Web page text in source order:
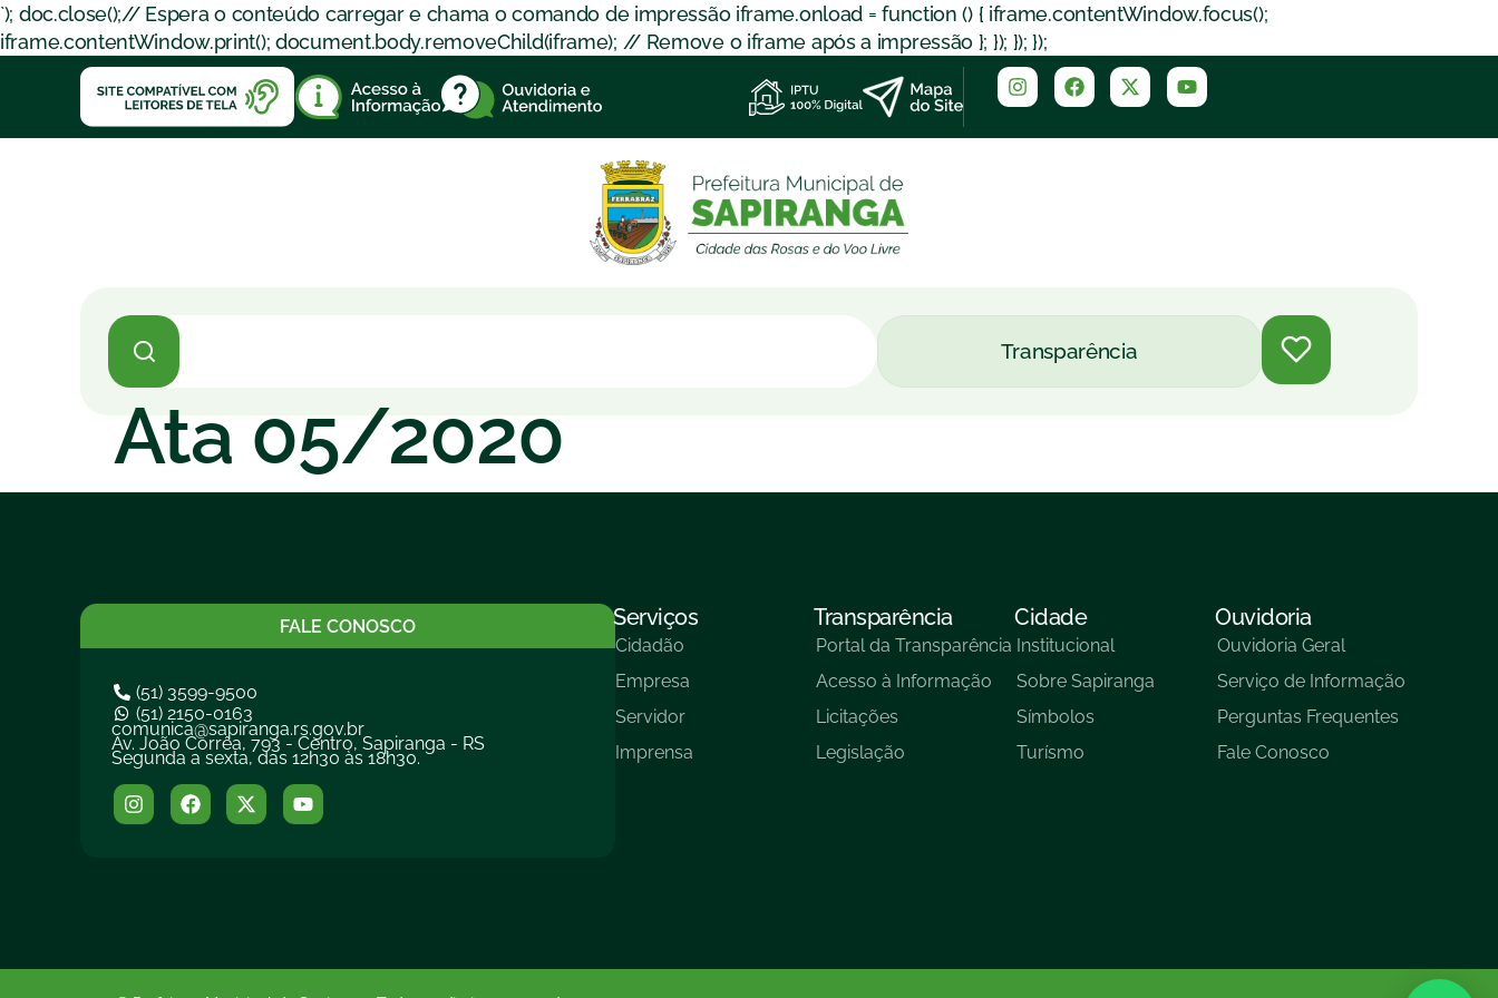
`); doc.close();// Espera o conteúdo carregar e chama o comando de impressão iframe.onload = function () { iframe.contentWindow.focus();
iframe.contentWindow.print(); document.body.removeChild(iframe); // Remove o iframe após a impressão }; }); }); });
Transparência
Ata 05/2020
FALE CONOSCO
(51) 3599-9500
(51) 2150-0163
comunica@sapiranga.rs.gov.br
Av. João Corrêa, 793 - Centro, Sapiranga - RS
Segunda a sexta, das 12h30 às 18h30.
Serviços
Cidadão
Empresa
Servidor
Imprensa
Transparência
Portal da Transparência
Acesso à Informação
Licitações
Legislação
Cidade
Institucional
Sobre Sapiranga
Símbolos
Turísmo
Ouvidoria
Ouvidoria Geral
Serviço de Informação
Perguntas Frequentes
Fale Conosco